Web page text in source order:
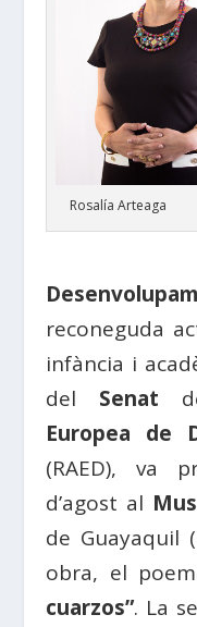
Rosalía Arteaga
reconeguda
infància i
del Senat
Europea de
(RAED), va
d’agost al
de Guayaquil
obra, el
cuarzos”. La